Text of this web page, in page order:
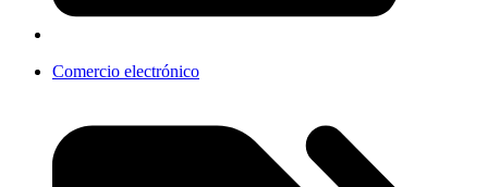
Comercio electrónico